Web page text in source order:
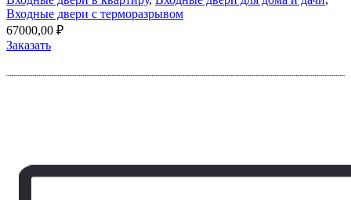
Входные двери с терморазрывом
67000,00 ₽
Заказать